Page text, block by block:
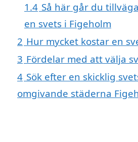
1.4 Så här går du
en svets i Figeholm
2 Hur mycket kostar en
3 Fördelar med att välja
4 Sök efter en skicklig
omgivande städerna